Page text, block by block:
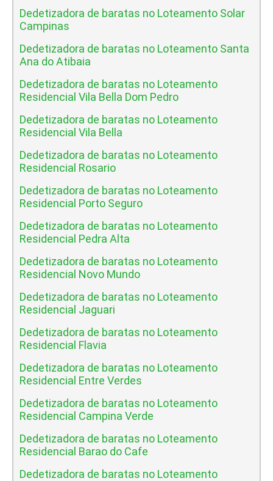
Dedetizadora de baratas no Loteamento Solar
Campinas
Dedetizadora de baratas no Loteamento Santa
Ana do Atibaia
Dedetizadora de baratas no Loteamento
Residencial Vila Bella Dom Pedro
Dedetizadora de baratas no Loteamento
Residencial Vila Bella
Dedetizadora de baratas no Loteamento
Residencial Rosario
Dedetizadora de baratas no Loteamento
Residencial Porto Seguro
Dedetizadora de baratas no Loteamento
Residencial Pedra Alta
Dedetizadora de baratas no Loteamento
Residencial Novo Mundo
Dedetizadora de baratas no Loteamento
Residencial Jaguari
Dedetizadora de baratas no Loteamento
Residencial Flavia
Dedetizadora de baratas no Loteamento
Residencial Entre Verdes
Dedetizadora de baratas no Loteamento
Residencial Campina Verde
Dedetizadora de baratas no Loteamento
Residencial Barao do Cafe
Dedetizadora de baratas no Loteamento